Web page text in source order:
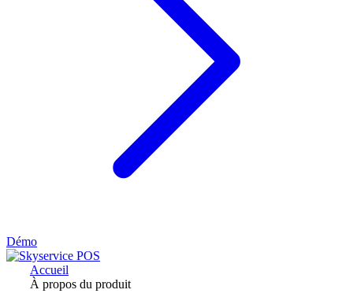
Démo
Accueil
À propos du produit